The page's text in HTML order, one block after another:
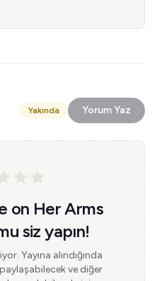
Yakında Yorum Yaz
on Her Arms
siz yapın!
Yayına alındığında
ve diğer